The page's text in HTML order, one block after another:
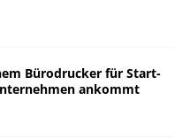
Bürodrucker für Start-
ankommt